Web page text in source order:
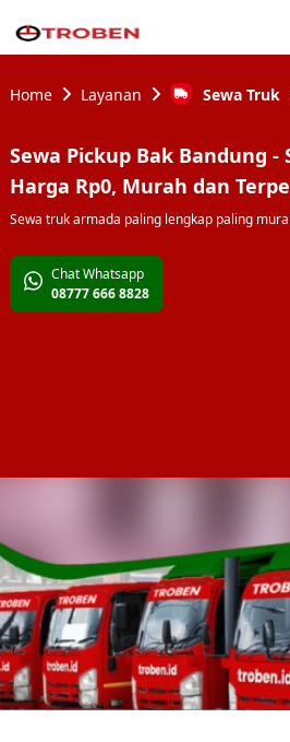
Home Layanan Sewa Truk
Sewa Pickup Bak Bandung -
Harga Rp0, Murah dan
Sewa truk armada paling lengkap paling
Chat Whatsapp
08777 666 8828